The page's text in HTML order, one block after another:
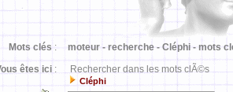
Mots clés : moteur - recherche - Cléphi - mots
êtes ici : Rechercher dans les mots clÃ©s
Cléphi